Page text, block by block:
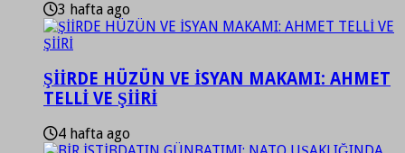
3 hafta ago
ŞİİRDE HÜZÜN VE İSYAN MAKAMI: AHMET
TELLİ VE ŞİİRİ
4 hafta ago